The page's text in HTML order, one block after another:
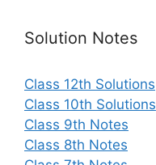
Solution Notes
Class 12th Solutions
Class 10th Solutions
Class 9th Notes
Class 8th Notes